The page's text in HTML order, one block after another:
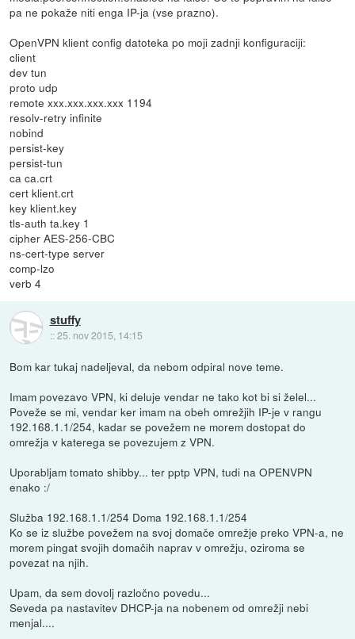
pa ne pokaže niti enga IP-ja (vse prazno).
OpenVPN klient config datoteka po moji zadnji konfiguraciji:
client
dev tun
proto udp
remote xxx.xxx.xxx.xxx 1194
resolv-retry infinite
nobind
persist-key
persist-tun
ca ca.crt
cert klient.crt
key klient.key
tls-auth ta.key 1
cipher AES-256-CBC
ns-cert-type server
comp-lzo
verb 4
stuffy
::25. nov 2015, 14:15
Bom kar tukaj nadeljeval, da nebom odpiral nove teme.
Imam povezavo VPN, ki deluje vendar ne tako kot bi si želel...
Poveže se mi, vendar ker imam na obeh omrežjih IP-je v rangu
192.168.1.1/254, kadar se povežem ne morem dostopat do
omrežja v katerega se povezujem z VPN.
Uporabljam tomato shibby... ter pptp VPN, tudi na OPENVPN
enako :/
Služba 192.168.1.1/254 Doma 192.168.1.1/254
Ko se iz službe povežem na svoj domače omrežje preko VPN-a, ne
morem pingat svojih domačih naprav v omrežju, oziroma se
povezat na njih.
Upam, da sem dovolj razločno povedu...
Seveda pa nastavitev DHCP-ja na nobenem od omrežji nebi
menjal....